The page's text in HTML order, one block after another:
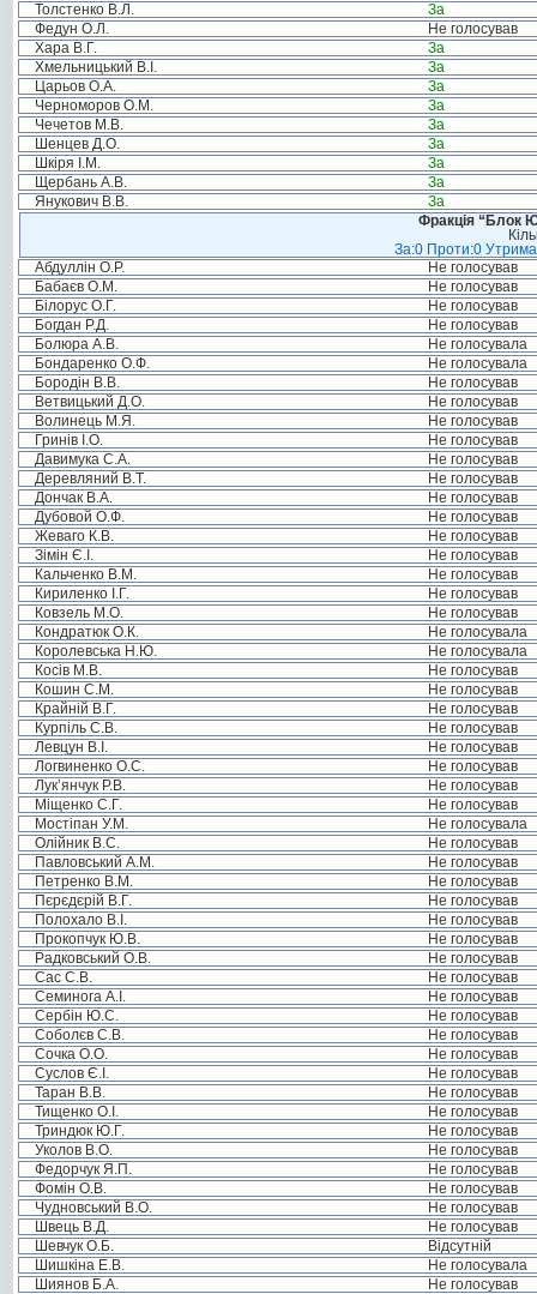
Толстенко В.Л.
За
Федун О.Л.
Не голосував
Хара В.Г.
За
Хмельницький В.І.
За
Царьов О.А.
За
Черноморов О.М.
За
Чечетов М.В.
За
Шенцев Д.О.
За
Шкіря І.М.
За
Щербань А.В.
За
Янукович В.В.
За
Фракція “Блок
За:0 Проти:0
Абдуллін О.Р.
Не голосував
Бабаєв О.М.
Не голосував
Білорус О.Г.
Не голосував
Богдан Р.Д.
Не голосував
Болюра А.В.
Не голосувала
Бондаренко О.Ф.
Не голосувала
Бородін В.В.
Не голосував
Ветвицький Д.О.
Не голосував
Волинець М.Я.
Не голосував
Гринів І.О.
Не голосував
Давимука С.А.
Не голосував
Деревляний В.Т.
Не голосував
Дончак В.А.
Не голосував
Дубовой О.Ф.
Не голосував
Жеваго К.В.
Не голосував
Зімін Є.І.
Не голосував
Кальченко В.М.
Не голосував
Кириленко І.Г.
Не голосував
Ковзель М.О.
Не голосував
Кондратюк О.К.
Не голосувала
Королевська Н.Ю.
Не голосувала
Косів М.В.
Не голосував
Кошин С.М.
Не голосував
Крайній В.Г.
Не голосував
Курпіль С.В.
Не голосував
Левцун В.І.
Не голосував
Логвиненко О.С.
Не голосував
Лук’янчук Р.В.
Не голосував
Міщенко С.Г.
Не голосував
Мостіпан У.М.
Не голосувала
Олійник В.С.
Не голосував
Павловський А.М.
Не голосував
Петренко В.М.
Не голосував
Пєрєдєрій В.Г.
Не голосував
Полохало В.І.
Не голосував
Прокопчук Ю.В.
Не голосував
Радковський О.В.
Не голосував
Сас С.В.
Не голосував
Семинога А.І.
Не голосував
Сербін Ю.С.
Не голосував
Соболєв С.В.
Не голосував
Сочка О.О.
Не голосував
Суслов Є.І.
Не голосував
Таран В.В.
Не голосував
Тищенко О.І.
Не голосував
Триндюк Ю.Г.
Не голосував
Уколов В.О.
Не голосував
Федорчук Я.П.
Не голосував
Фомін О.В.
Не голосував
Чудновський В.О.
Не голосував
Швець В.Д.
Не голосував
Шевчук О.Б.
Відсутній
Шишкіна Е.В.
Не голосувала
Шиянов Б.А.
Не голосував